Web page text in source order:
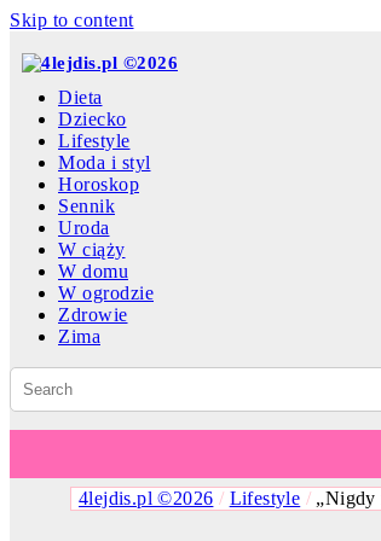
Skip to content
Dieta
Dziecko
Lifestyle
Moda i styl
Horoskop
Sennik
Uroda
W ciąży
W domu
W ogrodzie
Zdrowie
Zima
4lejdis.pl ©2026 / Lifestyle / „Nigdy